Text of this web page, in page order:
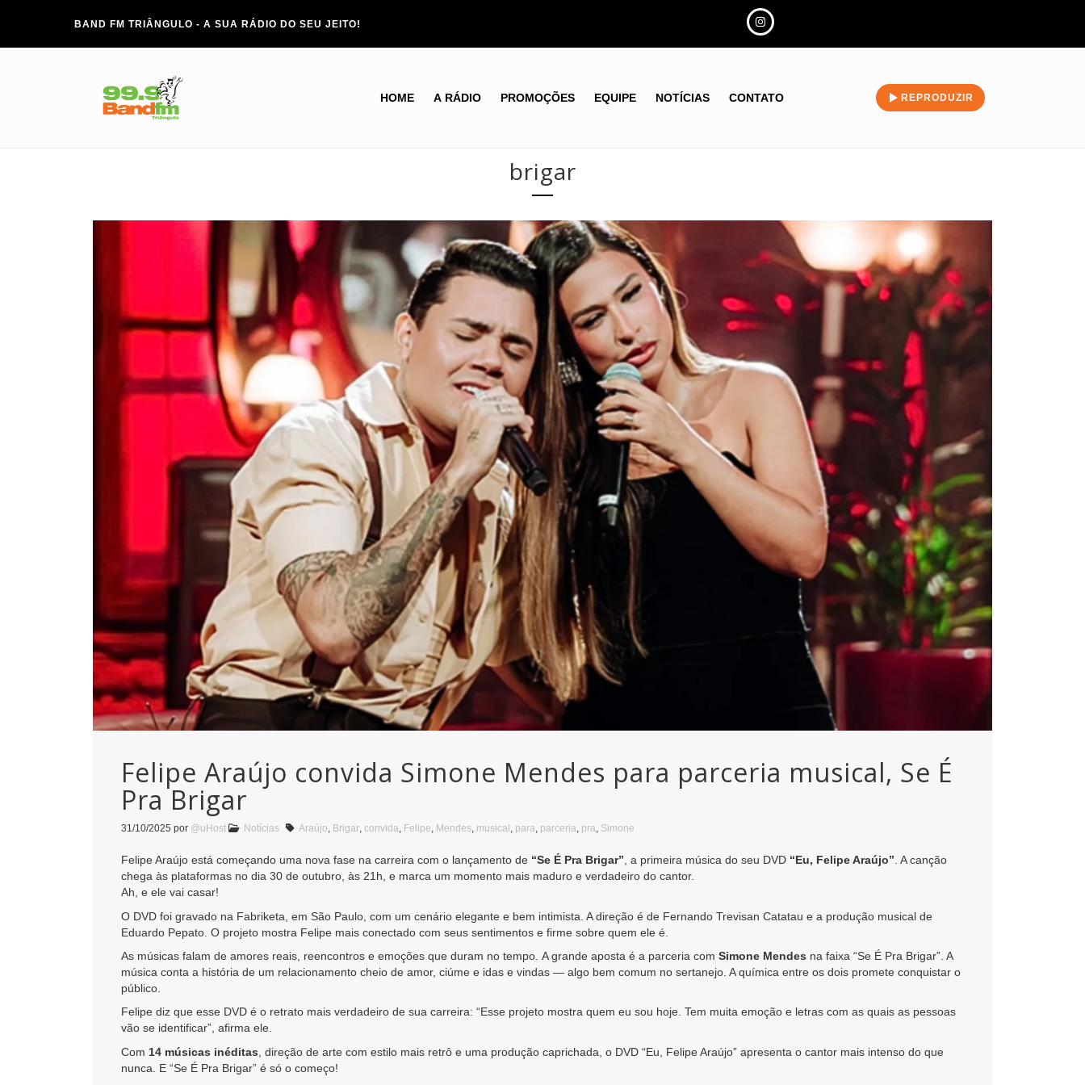
BAND FM TRIÂNGULO - A SUA RÁDIO DO SEU JEITO!
HOME A RÁDIO PROMOÇÕES EQUIPE NOTÍCIAS CONTATO REPRODUZIR
brigar
Felipe Araújo convida Simone Mendes para parceria musical, Se É
Pra Brigar
31/10/2025 por @uHost Notícias Araújo, Brigar, convida, Felipe, Mendes, musical , para, parceria, pra, Simone
Felipe Araújo está começando uma nova fase na carreira com o lançamento de “Se É Pra Brigar” , a primeira música do seu DVD “Eu, Felipe Araújo” . A canção
chega às plataformas no dia 30 de outubro, às 21h, e marca um momento mais maduro e verdadeiro do cantor.
Ah, e ele vai casar!
O DVD foi gravado na Fabriketa, em São Paulo, com um cenário elegante e bem intimista. A direção é de Fernando Trevisan Catatau e a produção musical de
Eduardo Pepato. O projeto mostra Felipe mais conectado com seus sentimentos e firme sobre quem ele é.
As músicas falam de amores reais, reencontros e emoções que duram no tempo. A grande aposta é a parceria com Simone Mendes na faixa “Se É Pra Brigar”. A
música conta a história de um relacionamento cheio de amor, ciúme e idas e vindas — algo bem comum no sertanejo. A química entre os dois promete conquistar o
público.
Felipe diz que esse DVD é o retrato mais verdadeiro de sua carreira: “Esse projeto mostra quem eu sou hoje. Tem muita emoção e letras com as quais as pessoas
vão se identificar”, afirma ele.
Com 14 músicas inéditas , direção de arte com estilo mais retrô e uma produção caprichada, o DVD “Eu, Felipe Araújo” apresenta o cantor mais intenso do que
nunca. E “Se É Pra Brigar” é só o começo!